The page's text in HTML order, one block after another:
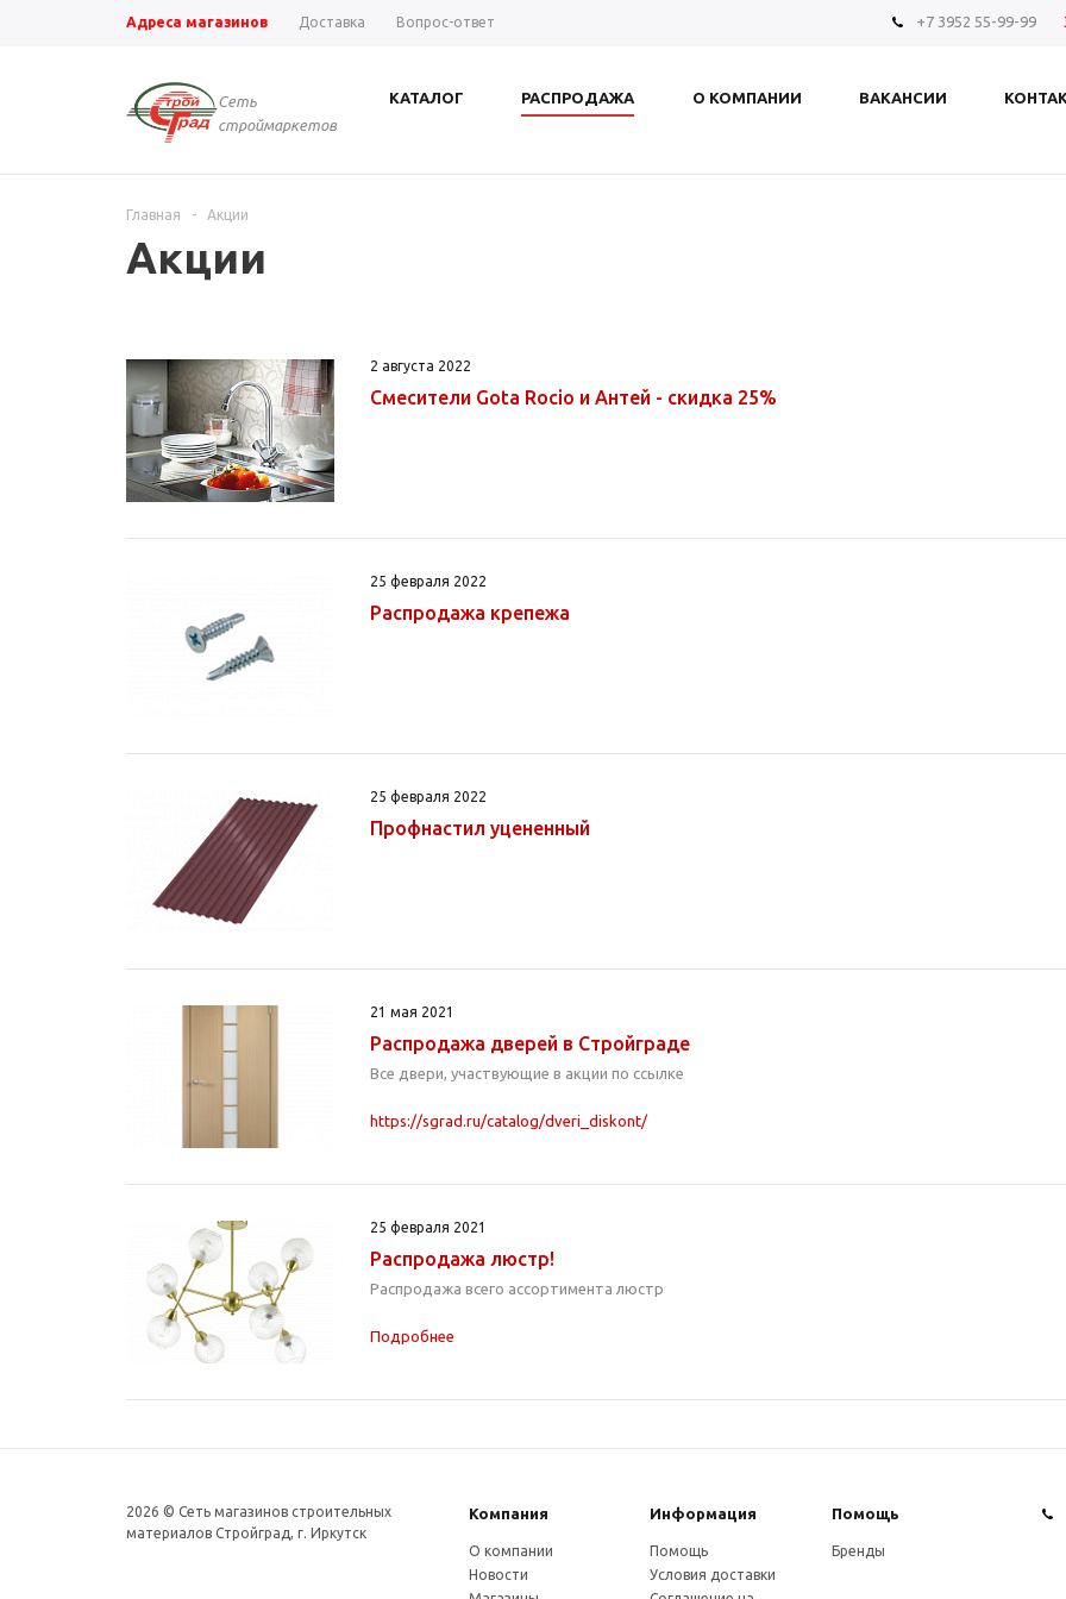
Адреса магазинов Доставка Вопрос-ответ +7 3952 55-99-99
Сеть
строймаркетов
КАТАЛОГ РАСПРОДАЖА О КОМПАНИИ ВАКАНСИИ
Главная - Акции
Акции
2 августа 2022
Смесители Gota Rocio и Антей - скидка 25%
25 февраля 2022
Распродажа крепежа
25 февраля 2022
Профнастил уцененный
21 мая 2021
Распродажа дверей в Стройграде
Все двери, участвующие в акции по ссылке
https://sgrad.ru/catalog/dveri_diskont/
25 февраля 2021
Распродажа люстр!
Распродажа всего ассортимента люстр
Подробнее
2026 © Сеть магазинов строительных
материалов Стройград, г. Иркутск
Компания Информация Помощь
О компании
Новости
Помощь
Условия доставки
Бренды